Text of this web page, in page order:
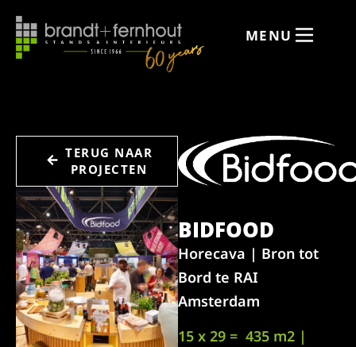
MENU
TERUG NAAR
PROJECTEN
BIDFOOD
Horecava | Bron tot
Bord te RAI
Amsterdam
15 x 29 = 435 m2 |